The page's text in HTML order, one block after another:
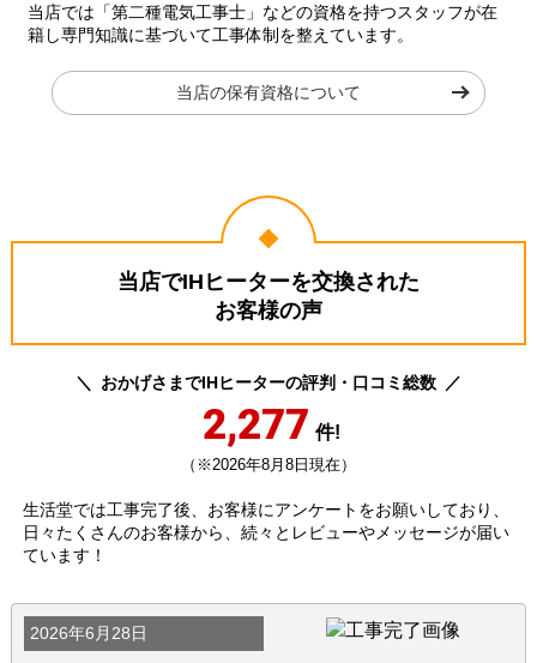
当店では「第二種電気工事士」などの資格を持つスタッフが在
籍し専門知識に基づいて工事体制を整えています。
当店の保有資格について
当店でIHヒーターを交換された
お客様の声
おかげさまでIHヒーターの評判・口コミ総数
2,277 件!
（※2026年8月8日現在）
生活堂では工事完了後、お客様にアンケートをお願いしており、
日々たくさんのお客様から、続々とレビューやメッセージが届い
ています！
2026年6月28日